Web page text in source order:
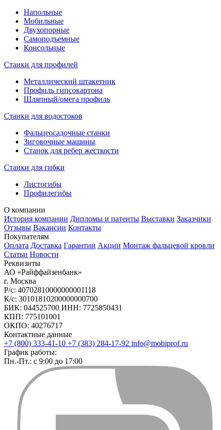
Напольные
Мобильные
Двухопорные
Самоподъемные
Консольные
Станки для профилей
Металлический штакетник
Профиль гипсокартона
Шляпный/омега профиль
Станки для водостоков
Фальцеосадочные станки
Зиговочные машины
Станок для ребер жесткости
Станки для гибки
Листогибы
Профилегибы
О компании
История компании Дипломы и патенты Выставки Заказчики
Отзывы Вакансии Контакты
Покупателям
Оплата Доставка Гарантии Акции Монтаж фальцевой кровли
Статьи Новости
Реквизиты
АО «Райффайзенбанк»
г. Москва
Р/с: 40702810000000001118
К/с: 30101810200000000700
БИК: 044525700 ИНН: 7725850431
КПП: 775101001
ОКПО: 40276717
Контактные данные
+7 (800) 333-41-10 +7 (383) 284-17-92 info@mobiprof.ru
График работы:
Пн.-Пт.: с 9:00 до 17:00